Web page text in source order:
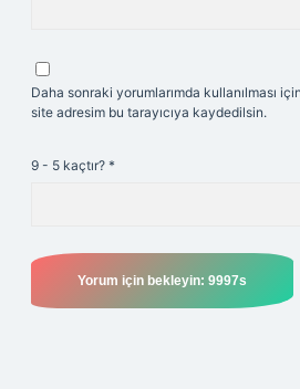
Daha sonraki yorumlarımda kullanılması
site adresim bu tarayıcıya kaydedilsin.
9 - 5 kaçtır? *